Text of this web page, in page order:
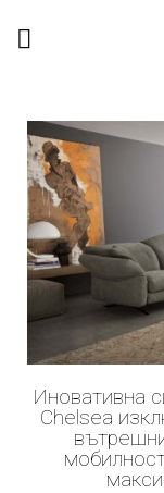
Иновативна
Chelsea